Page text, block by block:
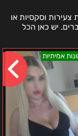
צעירות וסקסיות או
יש כאן הכל
אמיתיות
צפון
המדינה
פאינה
–
נערת
ליווי
רוסייה
דיסקרטית